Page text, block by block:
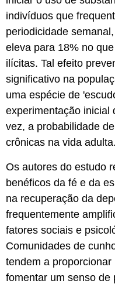
indivíduos que
periodicidade
eleva para 18% no
ilícitas. Tal efeito
significativo na
uma espécie de
experimentação inicial
vez, a probabilidade
crônicas na vida adulta.
Os autores do estudo
benéficos da fé e da
na recuperação da
frequentemente
fatores sociais e
Comunidades de
tendem a
fomentar um senso de